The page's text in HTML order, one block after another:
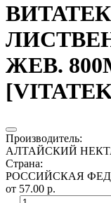
ЖЕВ.
Производитель:
АЛТАЙСКИЙ
Страна:
РОССИЙСКАЯ
от 57.00 р.